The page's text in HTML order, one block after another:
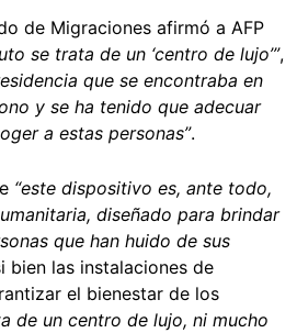
de Migraciones afirmó a AFP
se trata de un ‘centro de lujo’”,
que se encontraba en
y se ha tenido que adecuar
a estas personas”.
“este dispositivo es, ante todo,
diseñado para brindar
que han huido de sus
bien las instalaciones de
el bienestar de los
de un centro de lujo, ni mucho